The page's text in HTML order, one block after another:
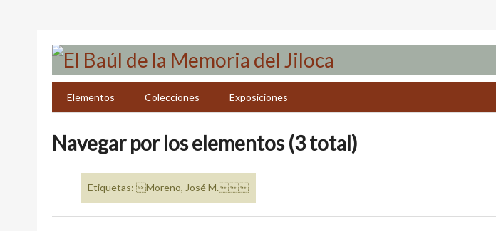
Elementos
Colecciones Exposiciones
Navegar por los elementos (3 total)
Etiquetas: Moreno, José M.